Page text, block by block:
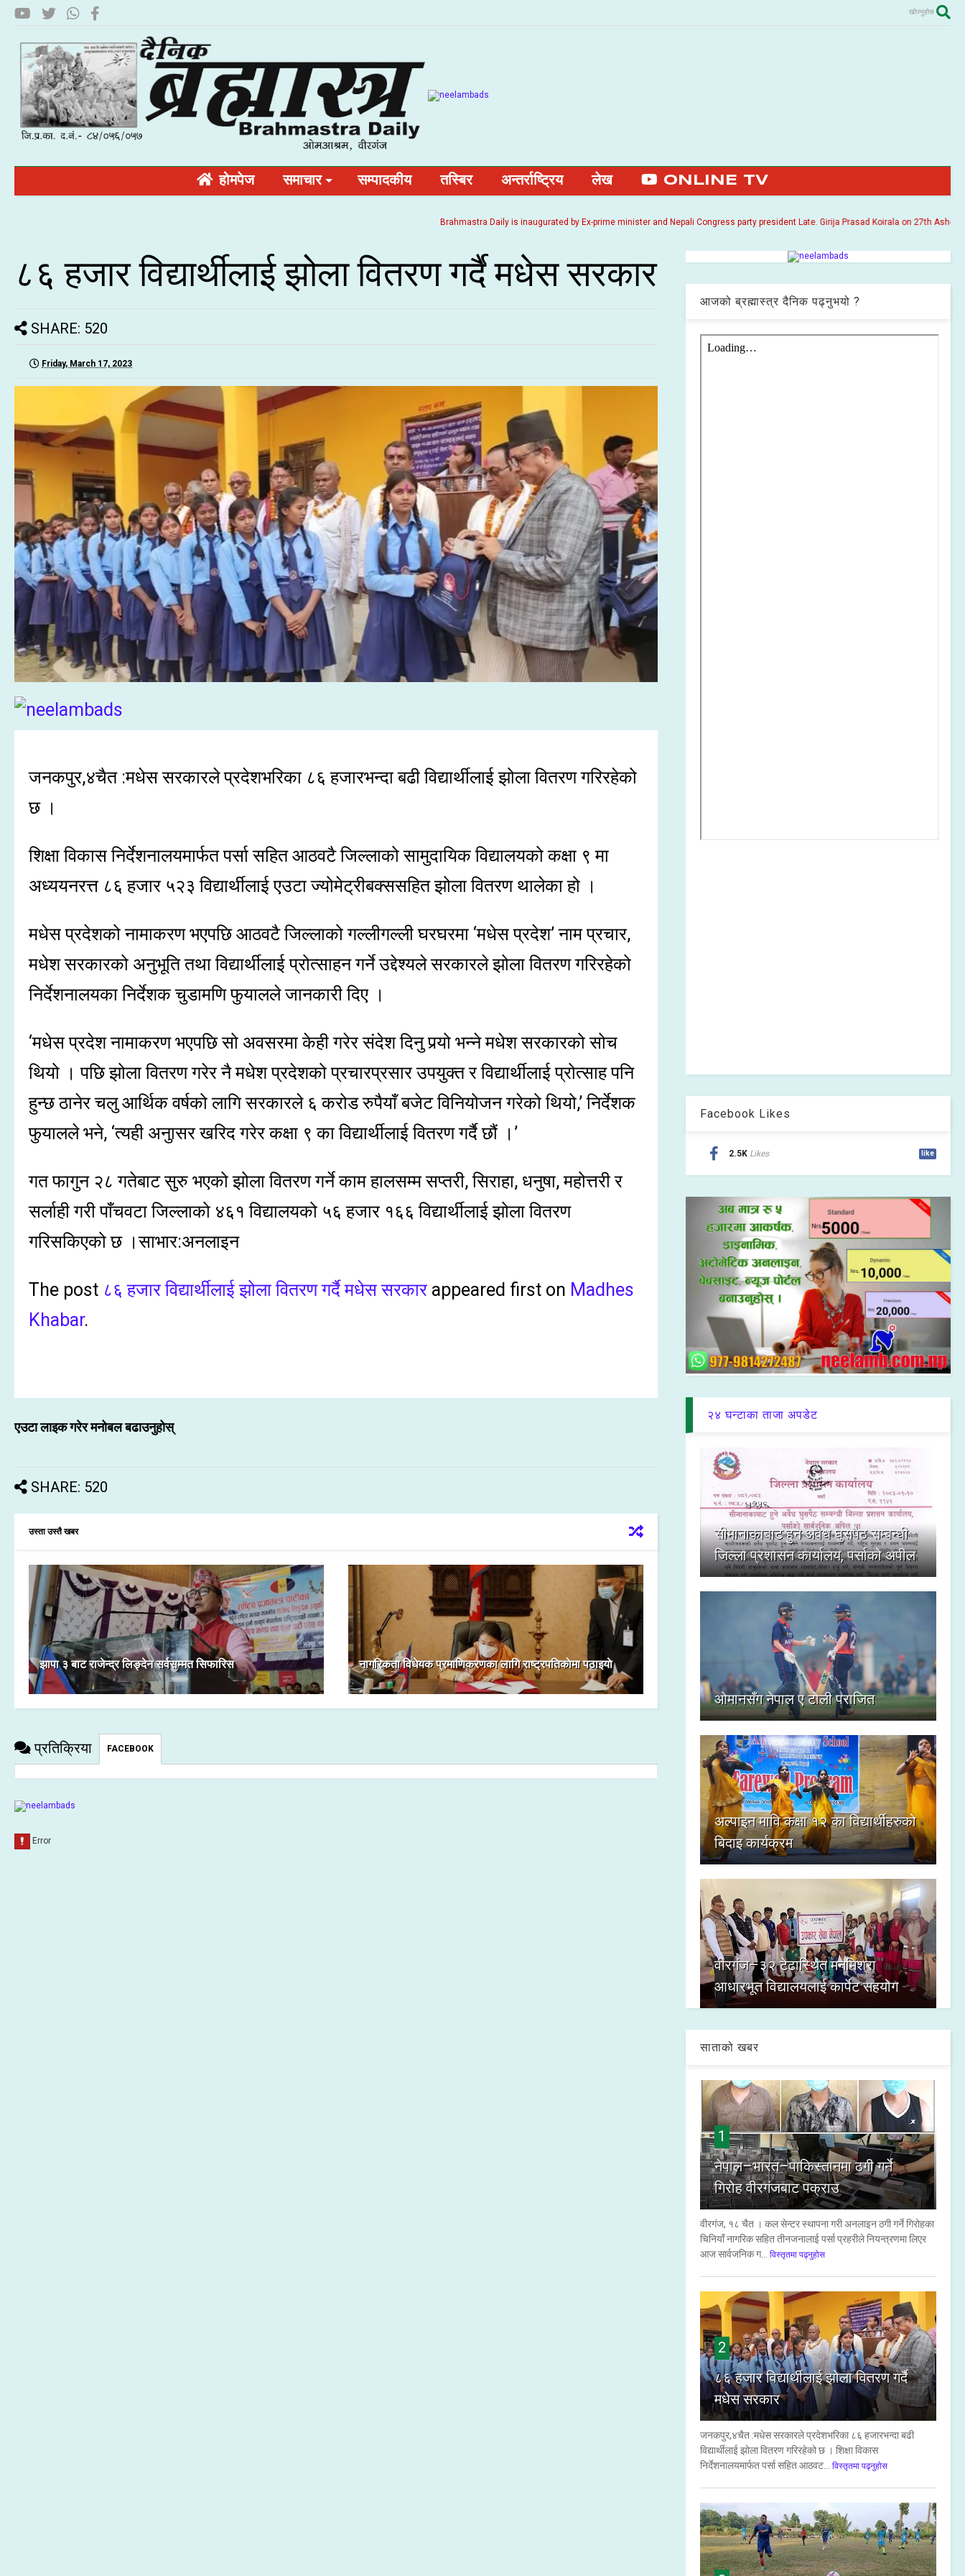
खोज्नुहोस
होमपेज समाचार सम्पादकीय तस्बिर अन्तर्राष्ट्रिय लेख ONLINE TV
Brahmastra Daily is inaugurated by Ex-prime minister and Nepali Congress party president Late. Girija Prasad Koirala on 27th Ashoj
८६ हजार विद्यार्थीलाई झोला वितरण गर्दै मधेस सरकार
SHARE: 520
Friday, March 17, 2023
जनकपुर,४चैत :मधेस सरकारले प्रदेशभरिका ८६ हजारभन्दा बढी विद्यार्थीलाई झोला वितरण गरिरहेको
छ ।
शिक्षा विकास निर्देशनालयमार्फत पर्सा सहित आठवटै जिल्लाको सामुदायिक विद्यालयको कक्षा ९ मा
अध्ययनरत्त ८६ हजार ५२३ विद्यार्थीलाई एउटा ज्योमेट्रीबक्ससहित झोला वितरण थालेका हो ।
मधेस प्रदेशको नामाकरण भएपछि आठवटै जिल्लाको गल्लीगल्ली घरघरमा ‘मधेस प्रदेश’ नाम प्रचार,
मधेश सरकारको अनुभूति तथा विद्यार्थीलाई प्रोत्साहन गर्ने उद्देश्यले सरकारले झोला वितरण गरिरहेको
निर्देशनालयका निर्देशक चुडामणि फुयालले जानकारी दिए ।
‘मधेस प्रदेश नामाकरण भएपछि सो अवसरमा केही गरेर संदेश दिनु पर्‍यो भन्ने मधेश सरकारको सोच
थियो । पछि झोला वितरण गरेर नै मधेश प्रदेशको प्रचारप्रसार उपयुक्त र विद्यार्थीलाई प्रोत्साह पनि
हुन्छ ठानेर चलु आर्थिक वर्षको लागि सरकारले ६ करोड रुपैयाँ बजेट विनियोजन गरेको थियो,’ निर्देशक
फुयालले भने, ‘त्यही अनुासर खरिद गरेर कक्षा ९ का विद्यार्थीलाई वितरण गर्दै छौं ।’
गत फागुन २८ गतेबाट सुरु भएको झोला वितरण गर्ने काम हालसम्म सप्तरी, सिराहा, धनुषा, महोत्तरी र
सर्लाही गरी पाँचवटा जिल्लाको ४६१ विद्यालयको ५६ हजार १६६ विद्यार्थीलाई झोला वितरण
गरिसकिएको छ ।साभार:अनलाइन
The post ८६ हजार विद्यार्थीलाई झोला वितरण गर्दै मधेस सरकारappeared first on Madhes
Khabar.
एउटा लाइक गरेर मनोबल बढाउनुहोस्
SHARE: 520
उस्ता उस्तै खबर
झापा ३ बाट राजेन्द्र लिङ्देन सर्वसम्मत सिफारिस नागरिकता विधेयक प्रमाणिकरणका लागि राष्ट्रपतिकाेमा पठाइयाे
प्रतिक्रिया FACEBOOK
आजको ब्रह्मास्त्र दैनिक पढ्नुभयो ?
Facebook Likes
2.5K Likes like
२४ घन्टाका ताजा अपडेट
सीमानाकाबाट हुने अवैध घुसपैठ सम्बन्धी
जिल्ला प्रशासन कार्यालय, पर्साको अपील
ओमानसँग नेपाल ए टोली पराजित
अल्पाइन मावि कक्षा १२ का विद्यार्थीहरुको
बिदाइ कार्यक्रम
वीरगंज–३२ टेढास्थित मनमिश्रा
आधारभूत विद्यालयलाई कार्पेट सहयोग
साताको खबर
1
नेपाल–भारत–पाकिस्तानमा ठगी गर्ने
गिरोह वीरगंजबाट पक्राउ
वीरगंज, १८ चैत । कल सेन्टर स्थापना गरी अनलाइन ठगी गर्ने गिरोहका
चिनियाँ नागरिक सहित तीनजनालाई पर्सा प्रहरीले नियन्त्रणमा लिएर
आज सार्वजनिक ग...
विस्तृतमा पढ्नुहोस
2
८६ हजार विद्यार्थीलाई झोला वितरण गर्दै
मधेस सरकार
जनकपुर,४चैत :मधेस सरकारले प्रदेशभरिका ८६ हजारभन्दा बढी
विद्यार्थीलाई झोला वितरण गरिरहेको छ । शिक्षा विकास
निर्देशनालयमार्फत पर्सा सहित आठवट...
विस्तृतमा पढ्नुहोस